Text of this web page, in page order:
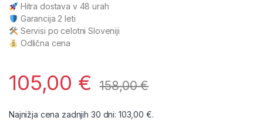
Hitra dostava v 48 urah
Garancija 2 leti
Servisi po celotni Sloveniji
Odlična cena
105,00 € 158,00€
Najnižja cena zadnjih 30 dni: 103,00 €.